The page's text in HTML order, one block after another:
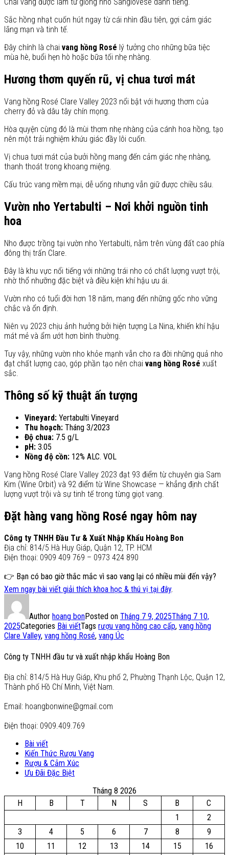
Sắc hồng nhạt cuốn hút ngay từ cái nhìn đầu tiên, gợi cảm giác
lãng mạn và tinh tế.
Đây chính là chai vang hồng Rosé lý tưởng cho những bữa tiệc
mùa hè, buổi hẹn hò hoặc bữa tối nhẹ nhàng.
Hương thơm quyến rũ, vị chua tươi mát
Vang hồng Rosé Clare Valley 2023 nổi bật với hương thơm của
cherry đỏ và dâu tây chín mọng.
Hòa quyện cùng đó là mùi thơm nhẹ nhàng của cánh hoa hồng, tạo
nên một trải nghiệm khứu giác đầy lôi cuốn.
Vị chua tươi mát của bưởi hồng mang đến cảm giác nhẹ nhàng,
thanh thoát trong khoang miệng.
Cấu trúc vang mềm mại, dễ uống nhưng vẫn giữ được chiều sâu.
Vườn nho Yertabulti – Nơi khởi nguồn tinh
hoa
Nho được trồng tại vườn nho Yertabulti, nằm trên vùng đất cao phía
đông thị trấn Clare.
Đây là khu vực nổi tiếng với những trái nho có chất lượng vượt trội,
nhờ thổ nhưỡng đặc biệt và điều kiện khí hậu ưu ái.
Vườn nho có tuổi đời hơn 18 năm, mang đến những gốc nho vững
chắc và ổn định.
Niên vụ 2023 chịu ảnh hưởng bởi hiện tượng La Nina, khiến khí hậu
mát mẻ và ẩm ướt hơn bình thường.
Tuy vậy, những vườn nho khỏe mạnh vẫn cho ra đời những quả nho
đạt chất lượng cao, góp phần tạo nên chai vang hồng Rosé xuất
sắc.
Thông số kỹ thuật ấn tượng
Vineyard: Yertabulti Vineyard
Thu hoạch: Tháng 3/2023
Độ chua: 7.5 g/L
pH: 3.05
Nồng độ cồn: 12% ALC. VOL
Vang hồng Rosé Clare Valley 2023 đạt 93 điểm từ chuyên gia Sam
Kim (Wine Orbit) và 92 điểm từ Wine Showcase — khẳng định chất
lượng vượt trội và sự tinh tế trong từng giọt vang.
Đặt hàng vang hồng Rosé ngay hôm nay
Công ty TNHH Đầu Tư & Xuất Nhập Khẩu Hoàng Bon
Địa chỉ: 814/5 Hà Huy Giáp, Quận 12, TP. HCM
Điện thoại: 0909 409 769 – 0973 424 890
👉 Bạn có bao giờ thắc mắc vì sao vang lại có nhiều mùi đến vậy?
Xem ngay bài viết giải thích khoa học & thú vị tại đây.
Author hoang bonPosted on Tháng 7 9, 2025Tháng 7 10,
2025Categories Bài viếtTags rượu vang hồng cao cấp, vang hồng
Clare Valley, vang hồng Rosé, vang Úc
Công ty TNHH đầu tư và xuất nhập khẩu Hoàng Bon
Địa chỉ: 814/5 Hà Huy Giáp, Khu phố 2, Phường Thạnh Lộc, Quận 12,
Thành phố Hồ Chí Minh, Việt Nam.
Email: hoangbonwine@gmail.com
Điện thoại: 0909.409.769
Bài viết
Kiến Thức Rượu Vang
Rượu & Cảm Xúc
Ưu Đãi Đặc Biệt
Tháng 8 2026
H
B T N S B
C
1
2
3
4 5 6 7 8
9
10
11 12 13 14 15
16